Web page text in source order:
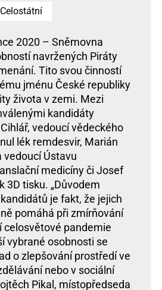
Celostátní
2020 – Sněmovna
navržených Piráty
Tito svou činností
jménu České republiky
života v zemi. Mezi
kandidáty
vedoucí vědeckého
lék remdesvir, Marián
vedoucí Ústavu
medicíny či Josef
3D tisku. „Důvodem
je fakt, že jejich
pomáhá při zmírňování
celosvětové pandemie
vybrané osobnosti se
o zlepšování prostředí ve
nebo v sociální
Pikal, místopředseda